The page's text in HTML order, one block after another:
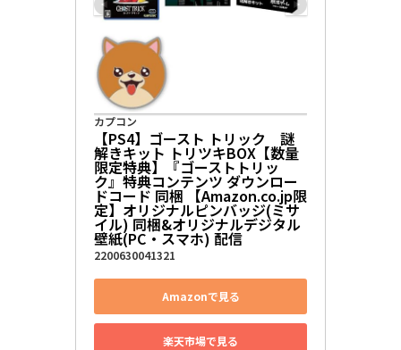
カプコン
【PS4】ゴースト トリック　謎
解きキット トリツキBOX【数量
限定特典】『ゴーストトリッ
ク』特典コンテンツ ダウンロー
ドコード 同梱 【Amazon.co.jp限
定】オリジナルピンバッジ(ミサ
イル) 同梱&オリジナルデジタル
壁紙(PC・スマホ) 配信
2200630041321
Amazonで見る
楽天市場で見る